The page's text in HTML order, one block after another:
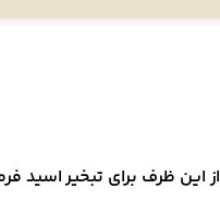
این ظرف برای تبخیر اسید